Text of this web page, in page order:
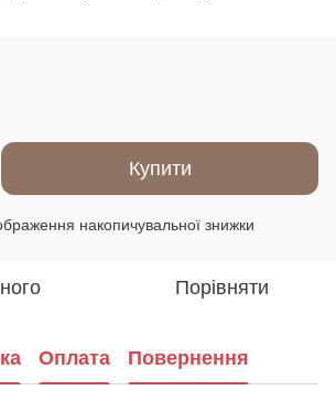
Купити
накопичувальної знижки
Порівняти
Оплата Повернення